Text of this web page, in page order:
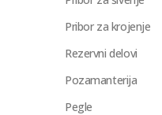
Pribor za krojenje
Rezervni delovi
Pozamanterija
Pegle